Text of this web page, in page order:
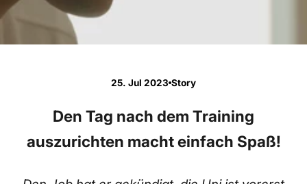
25. Jul 2023 Story
Den Tag nach dem Training
auszurichten macht einfach Spaß!